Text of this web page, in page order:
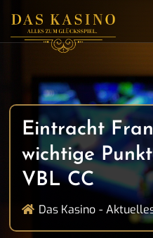
Eintracht
wichtige
VBL CC
Das Kasino